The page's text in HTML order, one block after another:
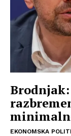
Brodnjak:
EKONOMSKA